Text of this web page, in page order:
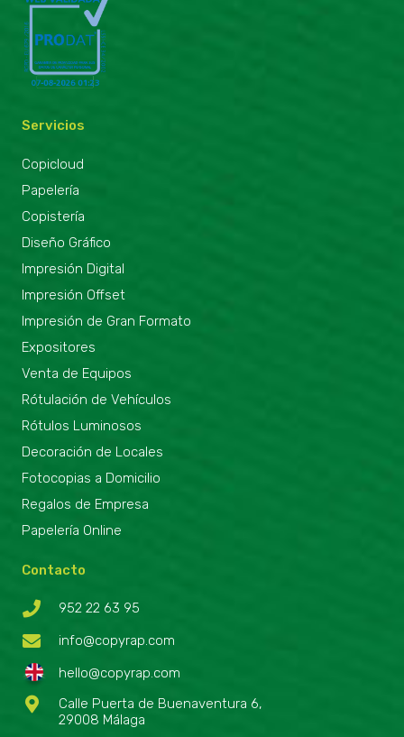
Servicios
Copicloud
Papelería
Copistería
Diseño Gráfico
Impresión Digital
Impresión Offset
Impresión de Gran Formato
Expositores
Venta de Equipos
Rótulación de Vehículos
Rótulos Luminosos
Decoración de Locales
Fotocopias a Domicilio
Regalos de Empresa
Papelería Online
Contacto
952 22 63 95
info@copyrap.com
hello@copyrap.com
Calle Puerta de Buenaventura 6,
29008 Málaga